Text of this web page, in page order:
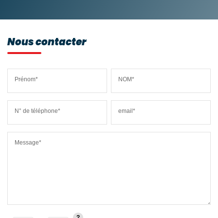
Nous contacter
Prénom* NOM*
N° de téléphone* email*
Message*